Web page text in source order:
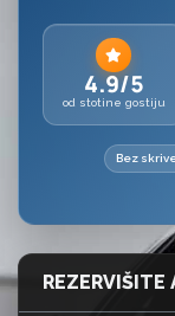
4.9/5
od stotine gostiju
Bez